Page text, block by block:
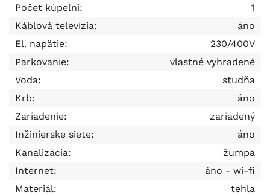
Počet kúpeľní:
1
Káblová televízia:
áno
El. napätie:
230/400V
Parkovanie:
vlastné vyhradené
Voda:
studňa
Krb:
áno
Zariadenie:
zariadený
Inžinierske siete:
áno
Kanalizácia:
žumpa
Internet:
áno - wi-fi
Materiál:
tehla